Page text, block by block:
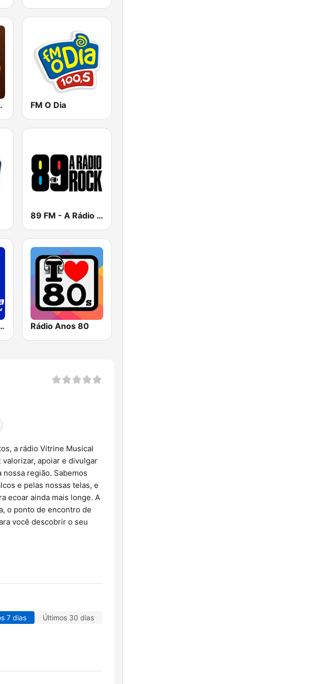
FM O Dia
89 FM - A Rádio Rock
98.5 FM Rádio Anos 80
a rádio Vitrine Musical
apoiar e divulgar
região. Sabemos
e pelas nossas telas, e
ecoar ainda mais longe. A
o ponto de encontro de
você descobrir o seu
7 dias Últimos 30 dias